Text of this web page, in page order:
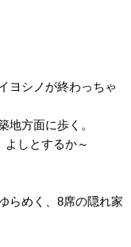
ヨシノが終わっちゃ
地方面に歩く。
よしとするか～
らめく、8席の隠れ家